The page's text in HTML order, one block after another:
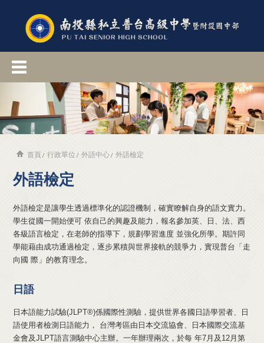
首頁 行政單位 外語中心 外語檢定
外語檢定
外語檢定是讓學生透過標準化的認證機制，確實瞭解自身的語文實力。
學生從國一開始便可 依自己的興趣及能力，報名參加英、日、法、西
各級語言檢定，在老師的指導下，規劃學習進度 並強化所學。期許同
學能藉由成功通過檢定，逐步累積與世界接軌的競爭力，實現普台「走
向國 際」的教育理念。
日語
日本語能力試驗(JLPT®)係國際性測驗，提供世界各國日語學習者、日
語使用者檢測日語能力， 台灣考區由日本交流協會、日本國際交流基
金會及JLPT語言測驗中心主辦。一年辦理兩次，於每 年7月及12月第